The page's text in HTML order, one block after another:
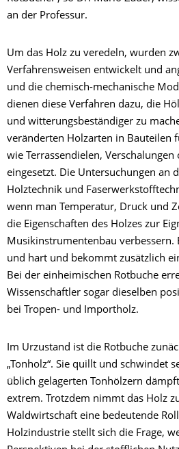
an der Professur.
Um das Holz zu veredeln, wurden
Verfahrensweisen entwickelt und
und die chemisch-mechanische
dienen diese Verfahren dazu, die
und witterungsbeständiger zu
veränderten Holzarten in Bauteilen
wie Terrassendielen, Verschalungen
eingesetzt. Die Untersuchungen an
Holztechnik und
wenn man Temperatur, Druck und
die Eigenschaften des Holzes zur
Musikinstrumentenbau verbessern.
und hart und bekommt zusätzlich
Bei der einheimischen Rotbuche
Wissenschaftler sogar dieselben
bei Tropen- und Importholz.
Im Urzustand ist die Rotbuche
„Tonholz“. Sie quillt und schwindet
üblich gelagerten Tonhölzern
extrem. Trotzdem nimmt das Holz
Waldwirtschaft eine bedeutende
Holzindustrie stellt sich die Frage,